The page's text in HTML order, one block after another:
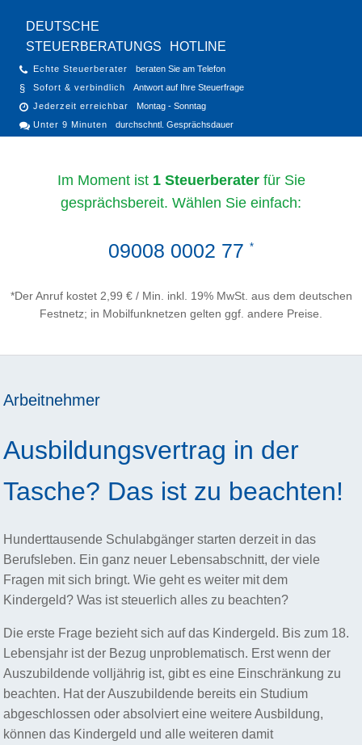
DEUTSCHE
STEUERBERATUNGS
HOTLINE
Echte Steuerberater
beraten Sie am Telefon
Sofort & verbindlich
Antwort auf Ihre Steuerfrage
Jederzeit erreichbar
Montag - Sonntag
Unter 9 Minuten
durchschntl. Gesprächsdauer
Im Moment ist 1 Steuerberaterfür Sie
gesprächsbereit. Wählen Sie einfach:
09008 0002 77 *
*Der Anruf kostet 2,99 € / Min. inkl. 19% MwSt. aus dem deutschen
Festnetz; in Mobilfunknetzen gelten ggf. andere Preise.
Arbeitnehmer
Ausbildungsvertrag in der
Tasche? Das ist zu beachten!
Hunderttausende Schulabgänger starten derzeit in das
Berufsleben. Ein ganz neuer Lebensabschnitt, der viele
Fragen mit sich bringt. Wie geht es weiter mit dem
Kindergeld? Was ist steuerlich alles zu beachten?
Die erste Frage bezieht sich auf das Kindergeld. Bis zum 18.
Lebensjahr ist der Bezug unproblematisch. Erst wenn der
Auszubildende volljährig ist, gibt es eine Einschränkung zu
beachten. Hat der Auszubildende bereits ein Studium
abgeschlossen oder absolviert eine weitere Ausbildung,
können das Kindergeld und alle weiteren damit